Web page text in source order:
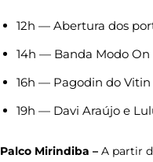
12h — Abertura dos
14h — Banda Modo On
16h — Pagodin do Vitin
19h — Davi Araújo e
Palco Mirindiba – A partir